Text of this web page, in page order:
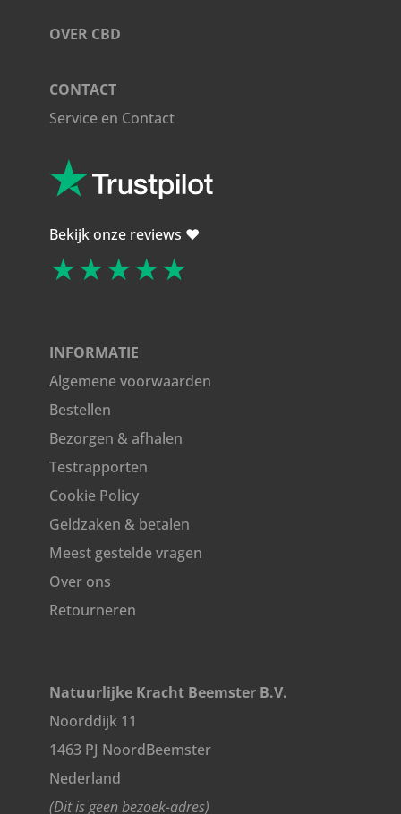
OVER CBD
CONTACT
Service en Contact
Bekijk onze reviews ❤️
★★★★★
INFORMATIE
Algemene voorwaarden
Bestellen
Bezorgen & afhalen
Testrapporten
Cookie Policy
Geldzaken & betalen
Meest gestelde vragen
Over ons
Retourneren
Natuurlijke Kracht Beemster B.V.
Noorddijk 11
1463 PJ NoordBeemster
Nederland
(Dit is geen bezoek-adres)